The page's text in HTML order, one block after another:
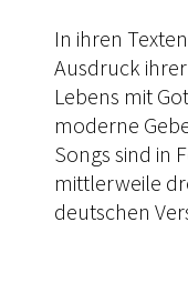
In ihren
Ausdruck
Lebens mit
moderne
Songs sind in
mittlerweile
deutschen